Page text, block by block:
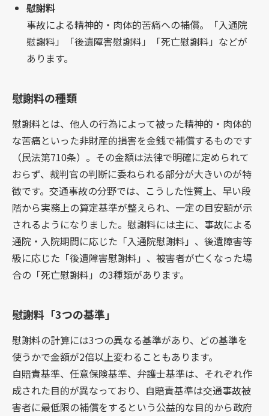
慰謝料
事故による精神的・肉体的苦痛への補償。「入通院
慰謝料」「後遺障害慰謝料」「死亡慰謝料」などが
あります。
慰謝料の種類
慰謝料とは、他人の行為によって被った精神的・肉体的
な苦痛といった非財産的損害を金銭で補償するものです
（民法第710条）。その金額は法律で明確に定められて
おらず、裁判官の判断に委ねられる部分が大きいのが特
徴です。交通事故の分野では、こうした性質上、早い段
階から実務上の算定基準が整えられ、一定の目安額が示
されるようになりました。慰謝料には主に、事故による
通院・入院期間に応じた「入通院慰謝料」、後遺障害等
級に応じた「後遺障害慰謝料」、被害者が亡くなった場
合の「死亡慰謝料」の3種類があります。
慰謝料「3つの基準」
慰謝料の計算には3つの異なる基準があり、どの基準を
使うかで金額が2倍以上変わることもあります。
自賠責基準、任意保険基準、弁護士基準は、それぞれ作
成された目的が異なっており、自賠責基準は交通事故被
害者に最低限の補償をするという公益的な目的から政府